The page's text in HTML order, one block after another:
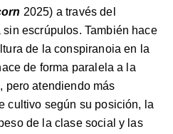
2025) a través del
escrúpulos. También hace
de la conspiranoia en la
de forma paralela a la
pero atendiendo más
cultivo según su posición, la
de la clase social y las